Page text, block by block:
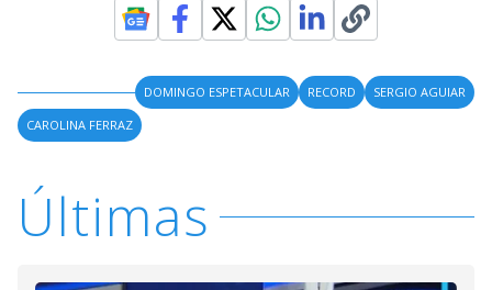
DOMINGO ESPETACULAR RECORD
SERGIO AGUIAR
CAROLINA FERRAZ
Últimas